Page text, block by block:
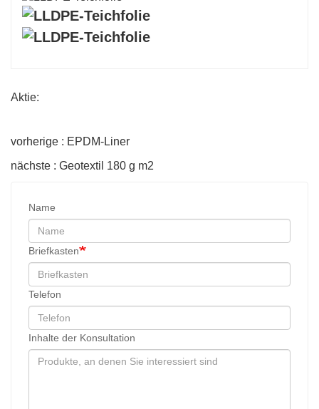
Aktie:
vorherige : EPDM-Liner
nächste : Geotextil 180 g m2
Name
Briefkasten
Telefon
Inhalte der Konsultation